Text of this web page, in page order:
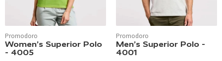
Promodoro
Women’s Superior Polo
- 4005
Promodoro
Men’s Superior Polo -
4001